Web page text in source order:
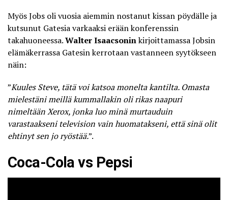
Myös Jobs oli vuosia aiemmin nostanut kissan pöydälle ja
kutsunut Gatesia varkaaksi erään konferenssin
takahuoneessa.Walter Isaacsoninkirjoittamassa Jobsin
elämäkerrassa Gatesin kerrotaan vastanneen syytökseen
näin:
”Kuules Steve, tätä voi katsoa monelta kantilta. Omasta
mielestäni meillä kummallakin oli rikas naapuri
nimeltään Xerox, jonka luo minä murtauduin
varastaakseni television vain huomatakseni, että sinä olit
ehtinyt sen jo ryöstää.”.
Coca-Cola vs Pepsi